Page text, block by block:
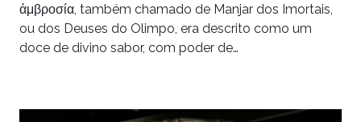
ἀμβροσία, também chamado de Manjar dos Imortais,
ou dos Deuses do Olimpo, era descrito como um
doce de divino sabor, com poder de…